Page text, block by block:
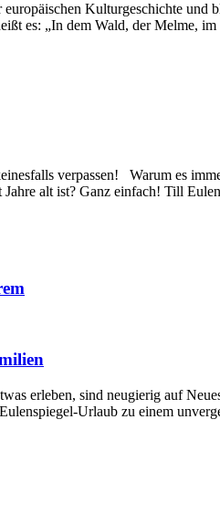
Kulturgeschichte
es: „In dem Wald, der Melme,
verpassen! Warum es
alt ist? Ganz einfach! Till
erleben, sind neugierig auf
Urlaub zu einem